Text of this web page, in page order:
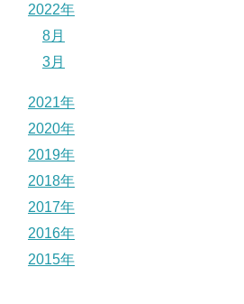
2022年
8月
3月
2021年
2020年
2019年
2018年
2017年
2016年
2015年